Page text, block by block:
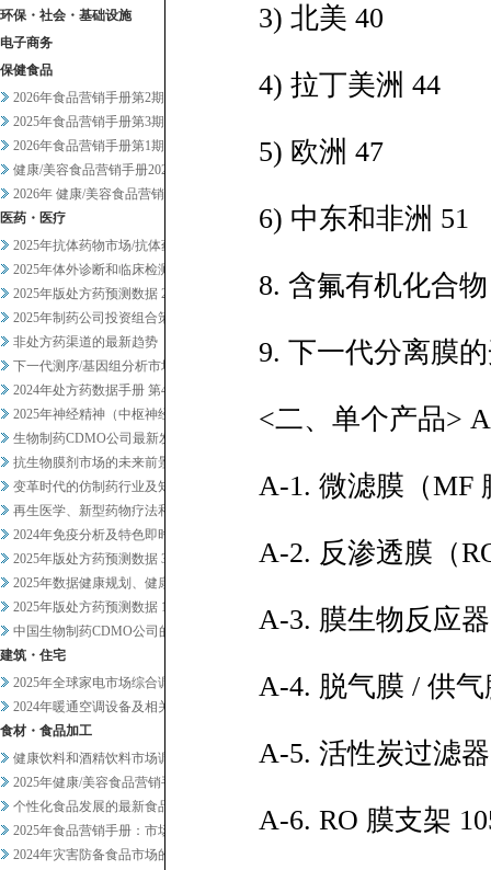
环保・社会・基础设施
电子商务
保健食品
2026年食品营销手册第2期
2025年食品营销手册第3期
2026年食品营销手册第1期
健康/美容食品营销手册2025...
2026年 健康/美容食品营销...
医药・医疗
2025年抗体药物市场/抗体药...
2025年体外诊断和临床检测市...
2025年版处方药预测数据 2
2025年制药公司投资组合策略...
非处方药渠道的最新趋势
下一代测序/基因组分析市场20...
2024年处方药数据手册 第4...
2025年神经精神（中枢神经系...
生物制药CDMO公司最新发展趋...
抗生物膜剂市场的未来前景
变革时代的仿制药行业及知名企业...
再生医学、新型药物疗法和药物研...
2024年免疫分析及特色即时检...
2025年版处方药预测数据 3
2025年数据健康规划、健康管...
2025年版处方药预测数据 1
中国生物制药CDMO公司的战略...
建筑・住宅
2025年全球家电市场综合调查
2024年暖通空调设备及相关业...
食材・食品加工
健康饮料和酒精饮料市场调查
2025年健康/美容食品营销手...
个性化食品发展的最新食品科技趋...
2025年食品营销手册：市场总...
2024年灾害防备食品市场的现...
3) 北美 40
4) 拉丁美洲 44
5) 欧洲 47
6) 中东和非洲 51
8. 含氟有机化合
9. 下一代分离膜
<二、单个产品>
A-1. 微滤膜（MF
A-2. 反渗透膜（
A-3. 膜生物反应
A-4. 脱气膜 / 供气
A-5. 活性炭过滤
A-6. RO 膜支架